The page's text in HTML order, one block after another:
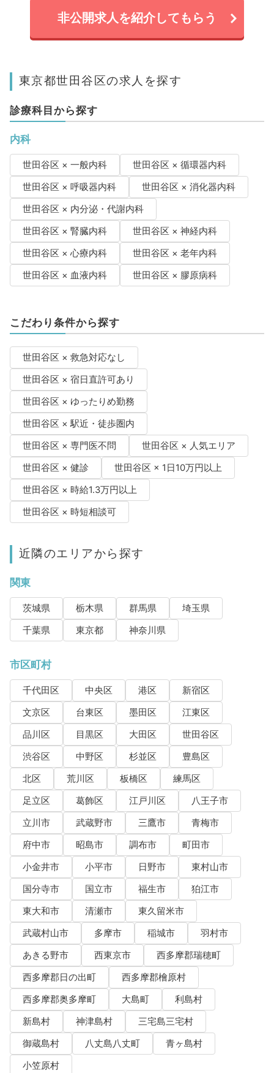
非公開求人を紹介してもらう
東京都世田谷区の求人を探す
診療科目から探す
内科
世田谷区 × 一般内科
世田谷区 × 循環器内科
世田谷区 × 呼吸器内科
世田谷区 × 消化器内科
世田谷区 × 内分泌・代謝内科
世田谷区 × 腎臓内科
世田谷区 × 神経内科
世田谷区 × 心療内科
世田谷区 × 老年内科
世田谷区 × 血液内科
世田谷区 × 膠原病科
こだわり条件から探す
世田谷区 × 救急対応なし
世田谷区 × 宿日直許可あり
世田谷区 × ゆったりめ勤務
世田谷区 × 駅近・徒歩圏内
世田谷区 × 専門医不問
世田谷区 × 人気エリア
世田谷区 × 健診
世田谷区 × 1日10万円以上
世田谷区 × 時給1.3万円以上
世田谷区 × 時短相談可
近隣のエリアから探す
関東
茨城県 栃木県 群馬県
埼玉県
千葉県
東京都 神奈川県
市区町村
千代田区 中央区 港区
新宿区
文京区
台東区 墨田区
江東区
品川区
目黒区 大田区
世田谷区
渋谷区
中野区 杉並区
豊島区
北区
荒川区 板橋区
練馬区
足立区
葛飾区 江戸川区
八王子市
立川市
武蔵野市 三鷹市
青梅市
府中市
昭島市 調布市
町田市
小金井市
小平市 日野市
東村山市
国分寺市
国立市 福生市
狛江市
東大和市
清瀬市
東久留米市
武蔵村山市
多摩市 稲城市
羽村市
あきる野市
西東京市
西多摩郡瑞穂町
西多摩郡日の出町
西多摩郡檜原村
西多摩郡奥多摩町
大島町
利島村
新島村
神津島村
三宅島三宅村
御蔵島村
八丈島八丈町
青ヶ島村
小笠原村